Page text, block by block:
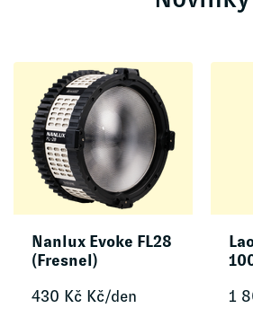
Nanlux Evoke FL28
(Fresnel)
430 Kč Kč/den
1